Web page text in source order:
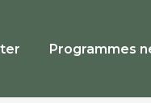
Programmes